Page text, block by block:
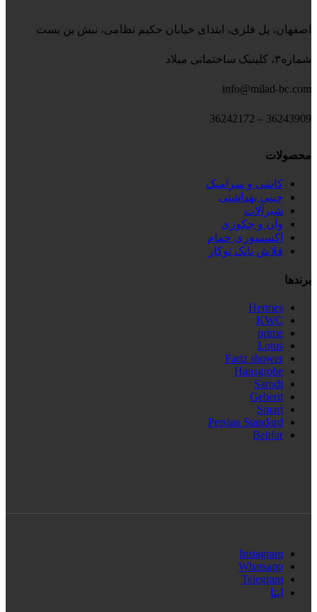
اصفهان، پل فلزی، ابتدای خیابان حکیم نظامی، نبش بن بست
شماره۳، کلینیک ساختمانی میلاد
info@milad-bc.com
36243909 – 36242172
محصولات
کاشی و سرامیک
چینی بهداشتی
شیرآلات
وان و جکوزی
اکسسوری حمام
فلاش تانک توکار
برندها
Hermes
KWC
prime
Lotus
Fariz shower
Hansgrobe
Sarodi
Geberit
Smart
Persian Standard
Behfar
Instagram
Whatsapp
Telegram
ایتا